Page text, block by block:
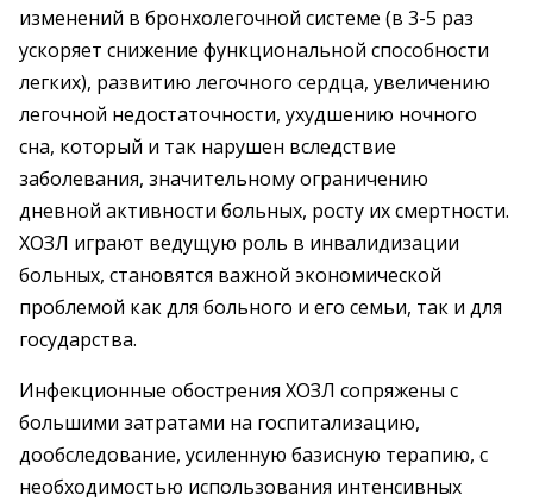
изменений в бронхолегочной системе (в 3-5 раз
ускоряет снижение функциональной способности
легких), развитию легочного сердца, увеличению
легочной недостаточности, ухудшению ночного
сна, который и так нарушен вследствие
заболевания, значительному ограничению
дневной активности больных, росту их смертности.
ХОЗЛ играют ведущую роль в инвалидизации
больных, становятся важной экономической
проблемой как для больного и его семьи, так и для
государства.
Инфекционные обострения ХОЗЛ сопряжены с
большими затратами на госпитализацию,
дообследование, усиленную базисную терапию, с
необходимостью использования интенсивных